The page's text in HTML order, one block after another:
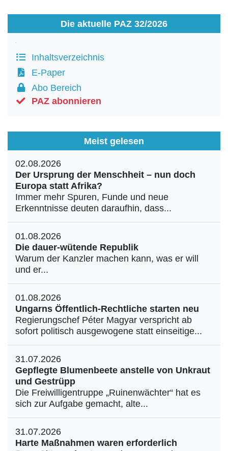
Die aktuelle PAZ 32/2026
Inhaltsverzeichnis
E-Paper
Abo Bereich
PAZ abonnieren
Meist gelesen
02.08.2026
Der Ursprung der Menschheit – nun doch
Europa statt Afrika?
Immer mehr Spuren, Funde und neue
Erkenntnisse deuten daraufhin, dass...
01.08.2026
Die dauer-wütende Republik
Warum der Kanzler machen kann, was er will
und er...
01.08.2026
Ungarns Öffentlich-Rechtliche starten neu
Regierungschef Péter Magyar verspricht ab
sofort politisch ausgewogene statt einseitige...
31.07.2026
Gepflegte Blumenbeete anstelle von Unkraut
und Gestrüpp
Die Freiwilligentruppe „Ruinenwächter“ hat es
sich zur Aufgabe gemacht, alte...
31.07.2026
Harte Maßnahmen waren erforderlich